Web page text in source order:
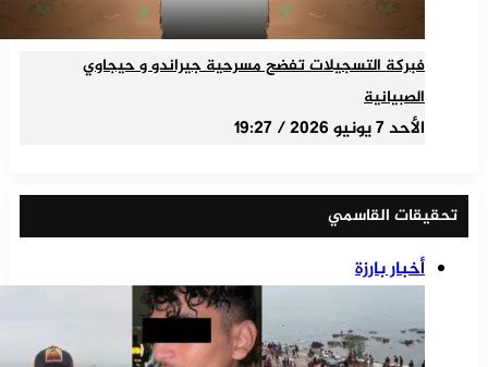
فبركة التسجيلات تفضح مسرحية جيراندو و حيجاوي
الصبيانية
الأحد 7 يونيو 2026 / 19:27
تحقيقات القاسمي
أخبار بارزة